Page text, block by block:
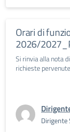
Orari di
2026/
Si rinvia alla nota
richieste pervenute
Dirigente